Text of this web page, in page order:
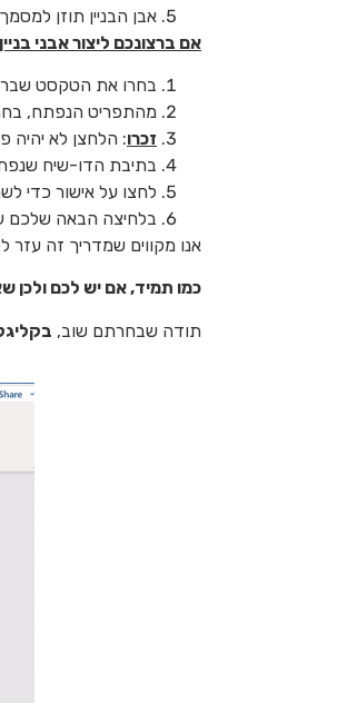
אבן הבניין תוזן
אם ברצונכם ליצור אבני
בחרו את הטקסט
מהתפריט הנפתח,
זכרו: הלחצן לא יהיה
בתיבת הדו-שיח
לחצו על אישור כדי
בלחיצה הבאה שלכם
אנו מקווים שמדריך זה עזר
כמו תמיד, אם יש לכם ולכן
תודה שבחרתם שוב,